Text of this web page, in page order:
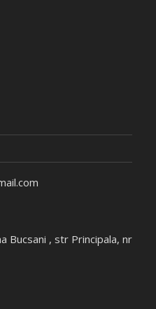
Bucsani , str Principala, nr